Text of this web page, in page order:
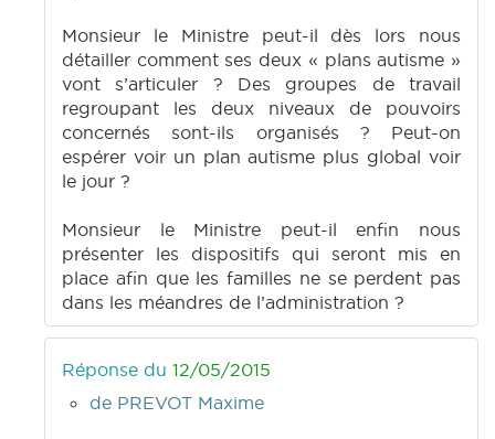
Monsieur le Ministre peut-il dès lors nous
détailler comment ses deux « plans autisme »
vont s’articuler ? Des groupes de travail
regroupant les deux niveaux de pouvoirs
concernés sont-ils organisés ? Peut-on
espérer voir un plan autisme plus global voir
le jour ?
Monsieur le Ministre peut-il enfin nous
présenter les dispositifs qui seront mis en
place afin que les familles ne se perdent pas
dans les méandres de l’administration ?
Réponse du 12/05/2015
de PREVOT Maxime